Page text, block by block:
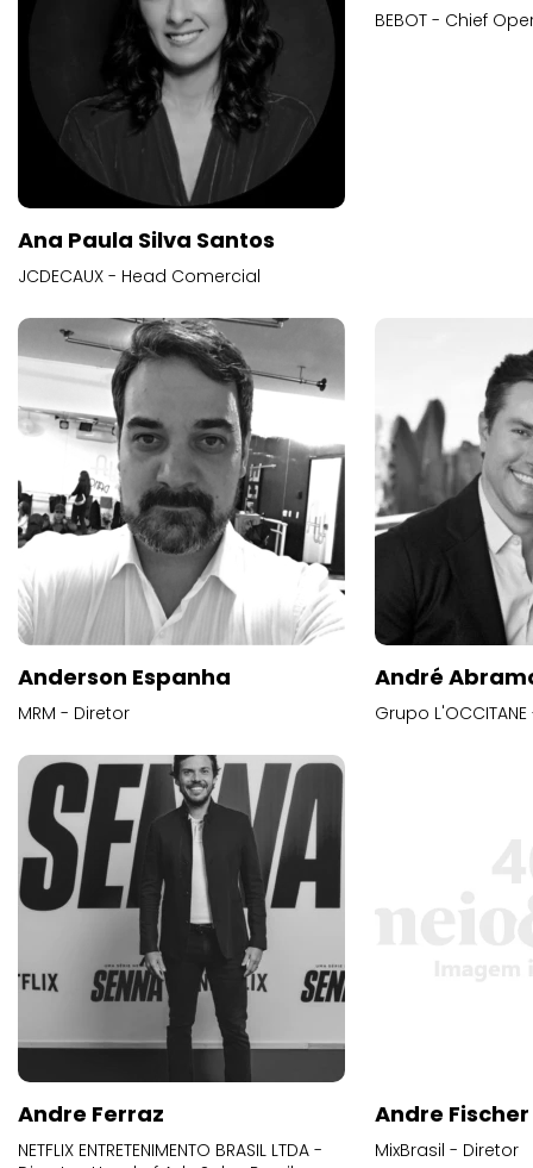
Ana Paula Silva Santos
JCDECAUX - Head Comercial
BEBOT - Chief
Anderson Espanha
MRM - Diretor
André
Grupo
Andre Ferraz
NETFLIX ENTRETENIMENTO BRASIL LTDA -
Andre Fischer
MixBrasil - Diretor